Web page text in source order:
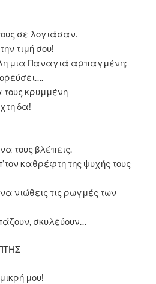
σε λογιάσαν.
τιμή σου!
μια Παναγιά αρπαγμένη;
κρυμμένη
δα!
τους βλέπεις.
καθρέφτη της ψυχής τους
νιώθεις τις ρωγμές των
σκυλεύουν…
μου!